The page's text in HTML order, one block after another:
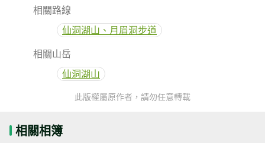
相關路線
仙洞湖山、月眉洞步道
相關山岳
仙洞湖山
此版權屬原作者，請勿任意轉載
相關相簿